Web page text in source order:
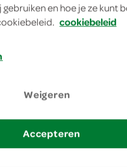
beenham
en hoe je ze kunt
cookiebeleid
Weigeren
Accepteren